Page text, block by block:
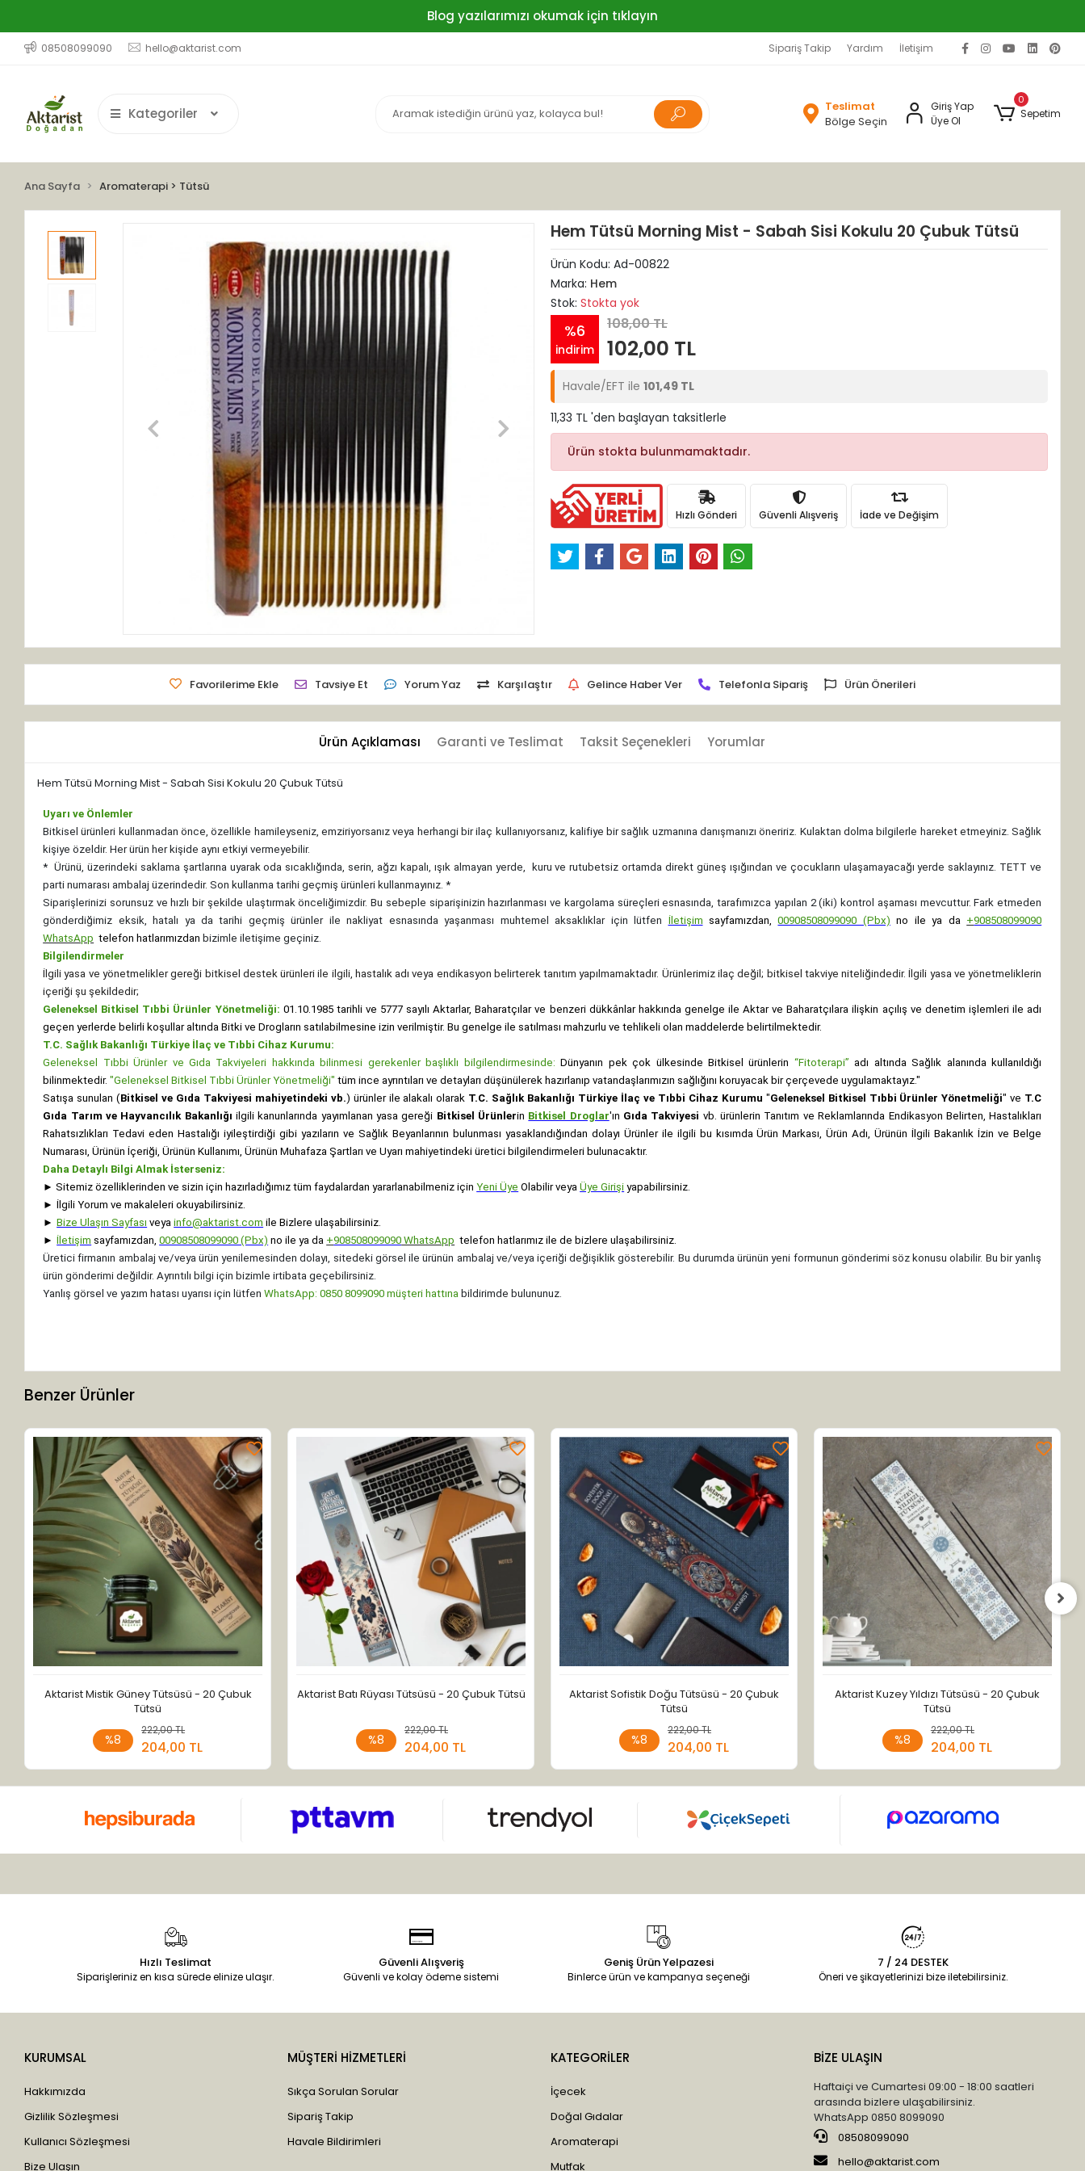
Blog yazılarımızı okumak için tıklayın
08508099090 hello@aktarist.com Sipariş Takip Yardım İletişim
Kategoriler
Teslimat
Bölge Seçin
Giriş Yap
Üye Ol
0
Sepetim
Ana Sayfa Aromaterapi > Tütsü
Hem Tütsü Morning Mist - Sabah Sisi Kokulu 20 Çubuk Tütsü
Ürün Kodu: Ad-00822
Marka: Hem
Stok: Stokta yok
%6
indirim
108,00 TL
102,00 TL
Havale/EFT ile 101,49 TL
11,33 TL 'den başlayan taksitlerle
Ürün stokta bulunmamaktadır.
Hızlı Gönderi Güvenli Alışveriş İade ve Değişim
Favorilerime Ekle Tavsiye Et Yorum Yaz Karşılaştır Gelince Haber Ver Telefonla Sipariş Ürün Önerileri
Ürün Açıklaması Garanti ve Teslimat Taksit Seçenekleri Yorumlar
Hem Tütsü Morning Mist - Sabah Sisi Kokulu 20 Çubuk Tütsü
Uyarı ve Önlemler
Bitkisel ürünleri kullanmadan önce, özellikle hamileyseniz, emziriyorsanız veya herhangi bir ilaç kullanıyorsanız, kalifiye bir sağlık uzmanına danışmanızı öneririz. Kulaktan dolma bilgilerle hareket etmeyiniz. Sağlık
kişiye özeldir. Her ürün her kişide aynı etkiyi vermeyebilir.
* Ürünü, üzerindeki saklama şartlarına uyarak oda sıcaklığında, serin, ağzı kapalı, ışık almayan yerde, kuru ve rutubetsiz ortamda direkt güneş ışığından ve çocukların ulaşamayacağı yerde saklayınız. TETT ve
parti numarası ambalaj üzerindedir. Son kullanma tarihi geçmiş ürünleri kullanmayınız. *
Siparişlerinizi sorunsuz ve hızlı bir şekilde ulaştırmak önceliğimizdir. Bu sebeple siparişinizin hazırlanması ve kargolama süreçleri esnasında, tarafımızca yapılan 2 (iki) kontrol aşaması mevcuttur. Fark etmeden
gönderdiğimiz eksik, hatalı ya da tarihi geçmiş ürünler ile nakliyat esnasında yaşanması muhtemel aksaklıklar için lütfen İletişim sayfamızdan,00908508099090 (Pbx) no ile ya da +908508099090
WhatsApp telefon hatlarımızdan bizimle iletişime geçiniz.
Bilgilendirmeler
İlgili yasa ve yönetmelikler gereği bitkisel destek ürünleri ile ilgili, hastalık adı veya endikasyon belirterek tanıtım yapılmamaktadır. Ürünlerimiz ilaç değil; bitkisel takviye niteliğindedir. İlgili yasa ve yönetmeliklerin
içeriği şu şekildedir;
Geleneksel Bitkisel Tıbbi Ürünler Yönetmeliği: 01.10.1985 tarihli ve 5777 sayılı Aktarlar, Baharatçılar ve benzeri dükkânlar hakkında genelge ile Aktar ve Baharatçılara ilişkin açılış ve denetim işlemleri ile adı
geçen yerlerde belirli koşullar altında Bitki ve Drogların satılabilmesine izin verilmiştir. Bu genelge ile satılması mahzurlu ve tehlikeli olan maddelerde belirtilmektedir.
T.C. Sağlık Bakanlığı Türkiye İlaç ve Tıbbi Cihaz Kurumu:
Geleneksel Tıbbi Ürünler ve Gıda Takviyeleri hakkında bilinmesi gerekenler başlıklı bilgilendirmesinde: Dünyanın pek çok ülkesinde Bitkisel ürünlerin “Fitoterapi” adı altında Sağlık alanında kullanıldığı
bilinmektedir."Geleneksel Bitkisel Tıbbi Ürünler Yönetmeliği" tüm ince ayrıntıları ve detayları düşünülerek hazırlanıp vatandaşlarımızın sağlığını koruyacak bir çerçevede uygulamaktayız."
Satışa sunulan (Bitkisel ve Gıda Takviyesi mahiyetindeki vb.) ürünler ile alakalı olarak T.C. Sağlık Bakanlığı Türkiye İlaç ve Tıbbi Cihaz Kurumu "Geleneksel Bitkisel Tıbbi Ürünler Yönetmeliği" ve T.C
Gıda Tarım ve Hayvancılık Bakanlığı ilgili kanunlarında yayımlanan yasa gereği Bitkisel Ürünlerin Bitkisel Droglar'ın Gıda Takviyesi vb. ürünlerin Tanıtım ve Reklamlarında Endikasyon Belirten, Hastalıkları
Rahatsızlıkları Tedavi eden Hastalığı iyileştirdiği gibi yazıların ve Sağlık Beyanlarının bulunması yasaklandığından dolayı Ürünler ile ilgili bu kısımda Ürün Markası, Ürün Adı, Ürünün İlgili Bakanlık İzin ve Belge
Numarası, Ürünün İçeriği, Ürünün Kullanımı, Ürünün Muhafaza Şartları ve Uyarı mahiyetindeki üretici bilgilendirmeleri bulunacaktır.
Daha Detaylı Bilgi Almak İsterseniz:
► Sitemiz özelliklerinden ve sizin için hazırladığımız tüm faydalardan yararlanabilmeniz içinYeni Üye Olabilir veyaÜye Girişi yapabilirsiniz.
► İlgili Yorum ve makaleleri okuyabilirsiniz.
► Bize Ulaşın Sayfası veya info@aktarist.com ile Bizlere ulaşabilirsiniz.
► İletişim sayfamızdan,00908508099090 (Pbx) no ile ya da +908508099090 WhatsApp telefon hatlarımız ile de bizlere ulaşabilirsiniz.
Üretici firmanın ambalaj ve/veya ürün yenilemesinden dolayı, sitedeki görsel ile ürünün ambalaj ve/veya içeriği değişiklik gösterebilir. Bu durumda ürünün yeni formunun gönderimi söz konusu olabilir. Bu bir yanlış
ürün gönderimi değildir. Ayrıntılı bilgi için bizimle irtibata geçebilirsiniz.
Yanlış görsel ve yazım hatası uyarısı için lütfenWhatsApp: 0850 8099090 müşteri hattına bildirimde bulununuz.
Benzer Ürünler
Aktarist Mistik Güney Tütsüsü - 20 Çubuk
Tütsü
%8
222,00 TL
204,00 TL
Sepete Ekle
Aktarist Batı Rüyası Tütsüsü - 20 Çubuk Tütsü
%8
222,00 TL
204,00 TL
Sepete Ekle
Aktarist Sofistik Doğu Tütsüsü - 20 Çubuk
Tütsü
%8
222,00 TL
204,00 TL
Sepete Ekle
Aktarist Kuzey Yıldızı Tütsüsü - 20 Çubuk
Tütsü
%8
222,00 TL
204,00 TL
Sepete Ekle
Hızlı Teslimat
Siparişleriniz en kısa sürede elinize ulaşır.
Güvenli Alışveriş
Güvenli ve kolay ödeme sistemi
Geniş Ürün Yelpazesi
Binlerce ürün ve kampanya seçeneği
7 / 24 DESTEK
Öneri ve şikayetlerinizi bize iletebilirsiniz.
KURUMSAL
Hakkımızda
Gizlilik Sözleşmesi
Kullanıcı Sözleşmesi
Bize Ulaşın
MÜŞTERİ HİZMETLERİ
Sıkça Sorulan Sorular
Sipariş Takip
Havale Bildirimleri
KATEGORİLER
İçecek
Doğal Gıdalar
Aromaterapi
Mutfak
BİZE ULAŞIN
Haftaiçi ve Cumartesi 09:00 - 18:00 saatleri
arasında bizlere ulaşabilirsiniz.
WhatsApp 0850 8099090
08508099090
hello@aktarist.com